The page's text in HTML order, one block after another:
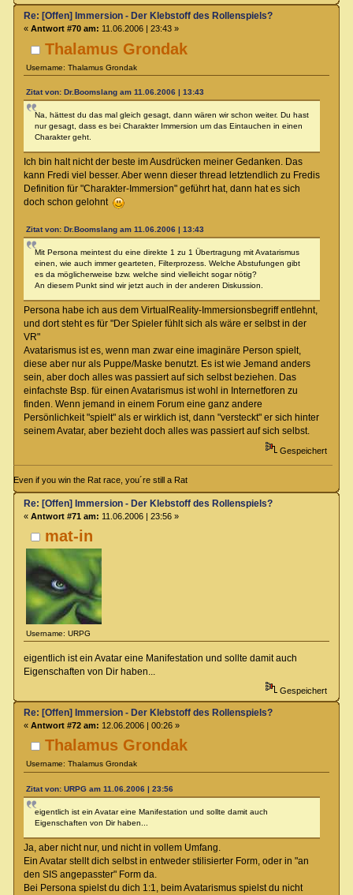
Thalamus Grondak
Username: Thalamus Grondak
Re: [Offen] Immersion - Der Klebstoff des Rollenspiels?
« Antwort #70 am: 11.06.2006 | 23:43 »
Zitat von: Dr.Boomslang am 11.06.2006 | 13:43
Na, hättest du das mal gleich gesagt, dann wären wir schon weiter. Du hast
nur gesagt, dass es bei Charakter Immersion um das Eintauchen in einen
Charakter geht.
Ich bin halt nicht der beste im Ausdrücken meiner Gedanken. Das
kann Fredi viel besser. Aber wenn dieser thread letztendlich zu Fredis
Definition für "Charakter-Immersion" geführt hat, dann hat es sich
doch schon gelohnt
Zitat von: Dr.Boomslang am 11.06.2006 | 13:43
Mit Persona meintest du eine direkte 1 zu 1 Übertragung mit Avatarismus
einen, wie auch immer gearteten, Filterprozess. Welche Abstufungen gibt
es da möglicherweise bzw. welche sind vielleicht sogar nötig?
An diesem Punkt sind wir jetzt auch in der anderen Diskussion.
Persona habe ich aus dem VirtualReality-Immersionsbegriff entlehnt,
und dort steht es für "Der Spieler fühlt sich als wäre er selbst in der
VR"
Avatarismus ist es, wenn man zwar eine imaginäre Person spielt,
diese aber nur als Puppe/Maske benutzt. Es ist wie Jemand anders
sein, aber doch alles was passiert auf sich selbst beziehen. Das
einfachste Bsp. für einen Avatarismus ist wohl in Internetforen zu
finden. Wenn jemand in einem Forum eine ganz andere
Persönlichkeit "spielt" als er wirklich ist, dann "versteckt" er sich hinter
seinem Avatar, aber bezieht doch alles was passiert auf sich selbst.
Gespeichert
Even if you win the Rat race, you´re still a Rat
mat-in
Username: URPG
Re: [Offen] Immersion - Der Klebstoff des Rollenspiels?
« Antwort #71 am: 11.06.2006 | 23:56 »
eigentlich ist ein Avatar eine Manifestation und sollte damit auch
Eigenschaften von Dir haben...
Gespeichert
Thalamus Grondak
Username: Thalamus Grondak
Re: [Offen] Immersion - Der Klebstoff des Rollenspiels?
« Antwort #72 am: 12.06.2006 | 00:26 »
Zitat von: URPG am 11.06.2006 | 23:56
eigentlich ist ein Avatar eine Manifestation und sollte damit auch
Eigenschaften von Dir haben...
Ja, aber nicht nur, und nicht in vollem Umfang.
Ein Avatar stellt dich selbst in entweder stilisierter Form, oder in "an
den SIS angepasster" Form da.
Bei Persona spielst du dich 1:1, beim Avatarismus spielst du nicht